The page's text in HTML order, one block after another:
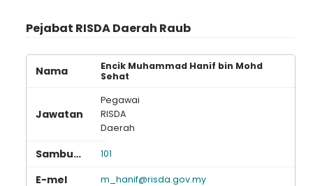
Pejabat RISDA Daerah Raub
Encik Muhammad Hanif bin Mohd
Sehat
Pegawai
RISDA
Daerah
101
m_hanif@risda.gov.my